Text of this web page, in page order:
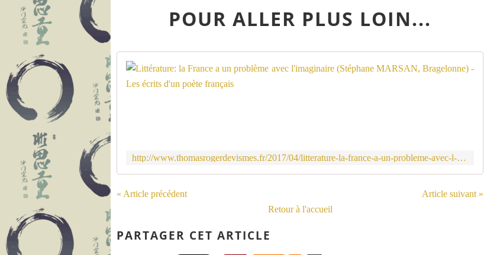
POUR ALLER PLUS LOIN...
c
http://www.thomasrogerdevismes.fr/2017/04/litterature-la-france-a-un-probleme-avec-l-imaginaire-stephane-marsan-bragelonne.html
« Article précédent
Article suivant »
Retour à l'accueil
PARTAGER CET ARTICLE